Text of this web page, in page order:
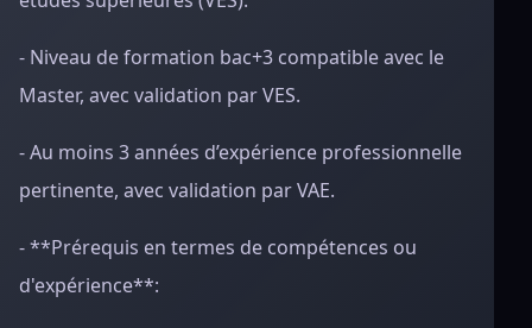
- Niveau de formation bac+3 compatible avec le
Master, avec validation par VES.
- Au moins 3 années d’expérience professionnelle
pertinente, avec validation par VAE.
- **Prérequis en termes de compétences ou
d'expérience**: